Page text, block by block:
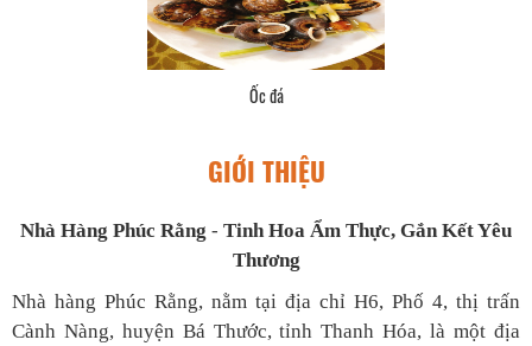
Ốc đá
GIỚI THIỆU
Nhà Hàng Phúc Rằng - Tinh Hoa Ẩm Thực, Gắn Kết Yêu
Thương
Nhà hàng Phúc Rằng, nằm tại địa chỉ H6, Phố 4, thị trấn
Cành Nàng, huyện Bá Thước, tỉnh Thanh Hóa, là một địa